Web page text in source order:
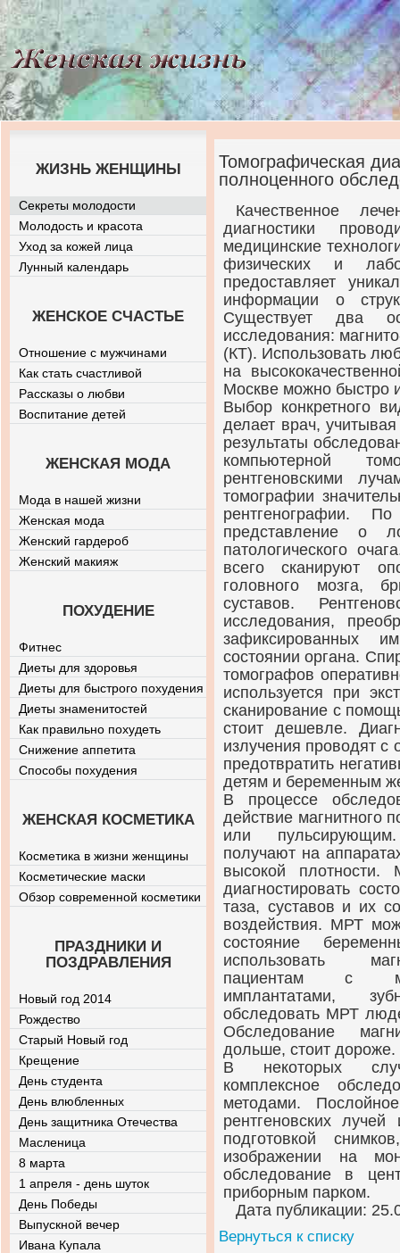
Томографическая
полноценного
Качественное
диагностики
медицинские
физических и
предоставляет
информации о
Существует два
исследования:
(КТ). Использовать
на
Москве можно быстро
Выбор конкретного
делает врач,
результаты
компьютерной
рентгеновскими
томографии
рентгенографии.
представление о
патологического
всего сканируют
головного мозга,
суставов.
исследования,
зафиксированных
состоянии органа.
томографов
используется при
сканирование с
стоит дешевле.
излучения проводят
предотвратить
детям и беременным
В процессе
действие магнитного
или
получают на
высокой плотности.
диагностировать
таза, суставов и их
воздействия. МРТ
состояние
использовать
пациентам с
имплантатами,
обследовать МРТ
Обследование
дольше, стоит дороже.
В некоторых
комплексное
методами.
рентгеновских
подготовкой
изображении на
обследование в
приборным парком.
Дата публикации:
Вернуться к списку
ЖИЗНЬ ЖЕНЩИНЫ
Секреты молодости
Молодость и красота
Уход за кожей лица
Лунный календарь
ЖЕНСКОЕ СЧАСТЬЕ
Отношение с мужчинами
Как стать счастливой
Рассказы о любви
Воспитание детей
ЖЕНСКАЯ МОДА
Мода в нашей жизни
Женская мода
Женский гардероб
Женский макияж
ПОХУДЕНИЕ
Фитнес
Диеты для здоровья
Диеты для быстрого похудения
Диеты знаменитостей
Как правильно похудеть
Снижение аппетита
Способы похудения
ЖЕНСКАЯ КОСМЕТИКА
Косметика в жизни женщины
Косметические маски
Обзор современной косметики
ПРАЗДНИКИ И
ПОЗДРАВЛЕНИЯ
Новый год 2014
Рождество
Старый Новый год
Крещение
День студента
День влюбленных
День защитника Отечества
Масленица
8 марта
1 апреля - день шуток
День Победы
Выпускной вечер
Ивана Купала